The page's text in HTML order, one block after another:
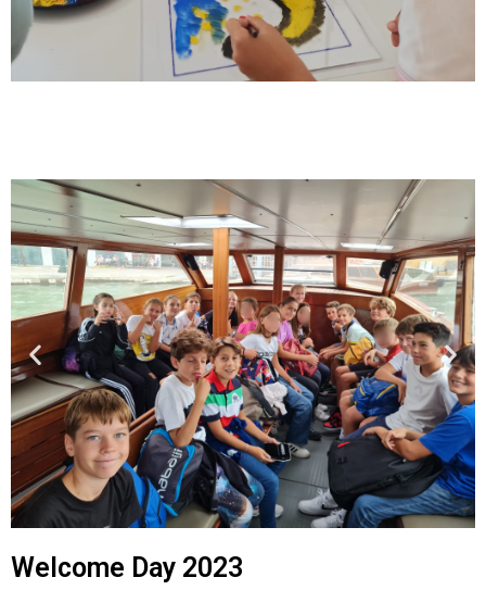
Welcome Day 2023